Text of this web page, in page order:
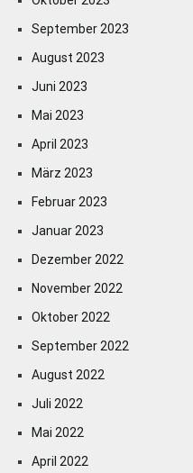
September 2023
August 2023
Juni 2023
Mai 2023
April 2023
März 2023
Februar 2023
Januar 2023
Dezember 2022
November 2022
Oktober 2022
September 2022
August 2022
Juli 2022
Mai 2022
April 2022